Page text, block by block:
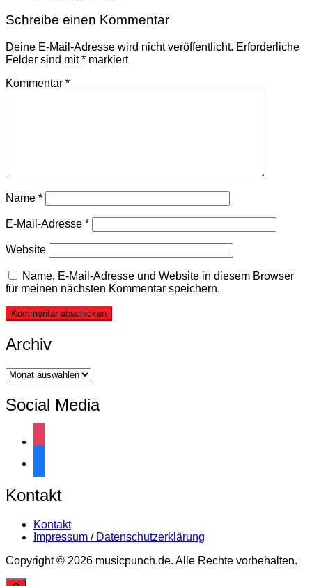
Schreibe einen Kommentar
Deine E-Mail-Adresse wird nicht veröffentlicht. Erforderliche
Felder sind mit* markiert
Kommentar *
Name *
E-Mail-Adresse *
Website
Name, E-Mail-Adresse und Website in diesem Browser
für meinen nächsten Kommentar speichern.
Archiv
Archiv
Social Media
Kontakt
Kontakt
Impressum / Datenschutzerklärung
Copyright © 2026 musicpunch.de. Alle Rechte vorbehalten.